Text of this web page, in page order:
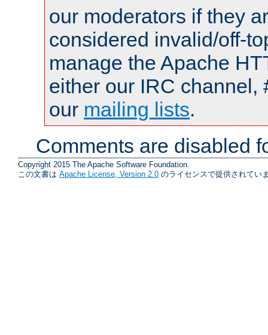
our moderators if they
considered invalid/off-
manage the Apache
either our IRC channel,
our mailing lists.
Comments are disabled
Copyright 2015 The Apache Software Foundation.
この文書は Apache License, Version 2.0 のライセンスで提供されてい